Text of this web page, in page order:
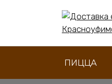
ПИЦЦА